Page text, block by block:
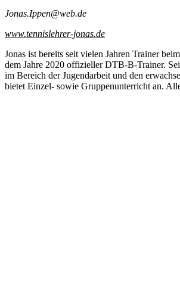
Jonas.Ippen@web.de
www.tennislehrer-jonas.de
Jonas ist bereits seit vielen Jahren Trainer
dem Jahre 2020 offizieller DTB-B-Trainer.
im Bereich der Jugendarbeit und den
bietet Einzel- sowie Gruppenunterricht an.